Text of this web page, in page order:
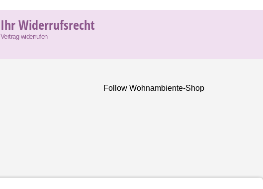
Ihr Widerrufsrecht
Vertrag widerrufen
Follow Wohnambiente-Shop